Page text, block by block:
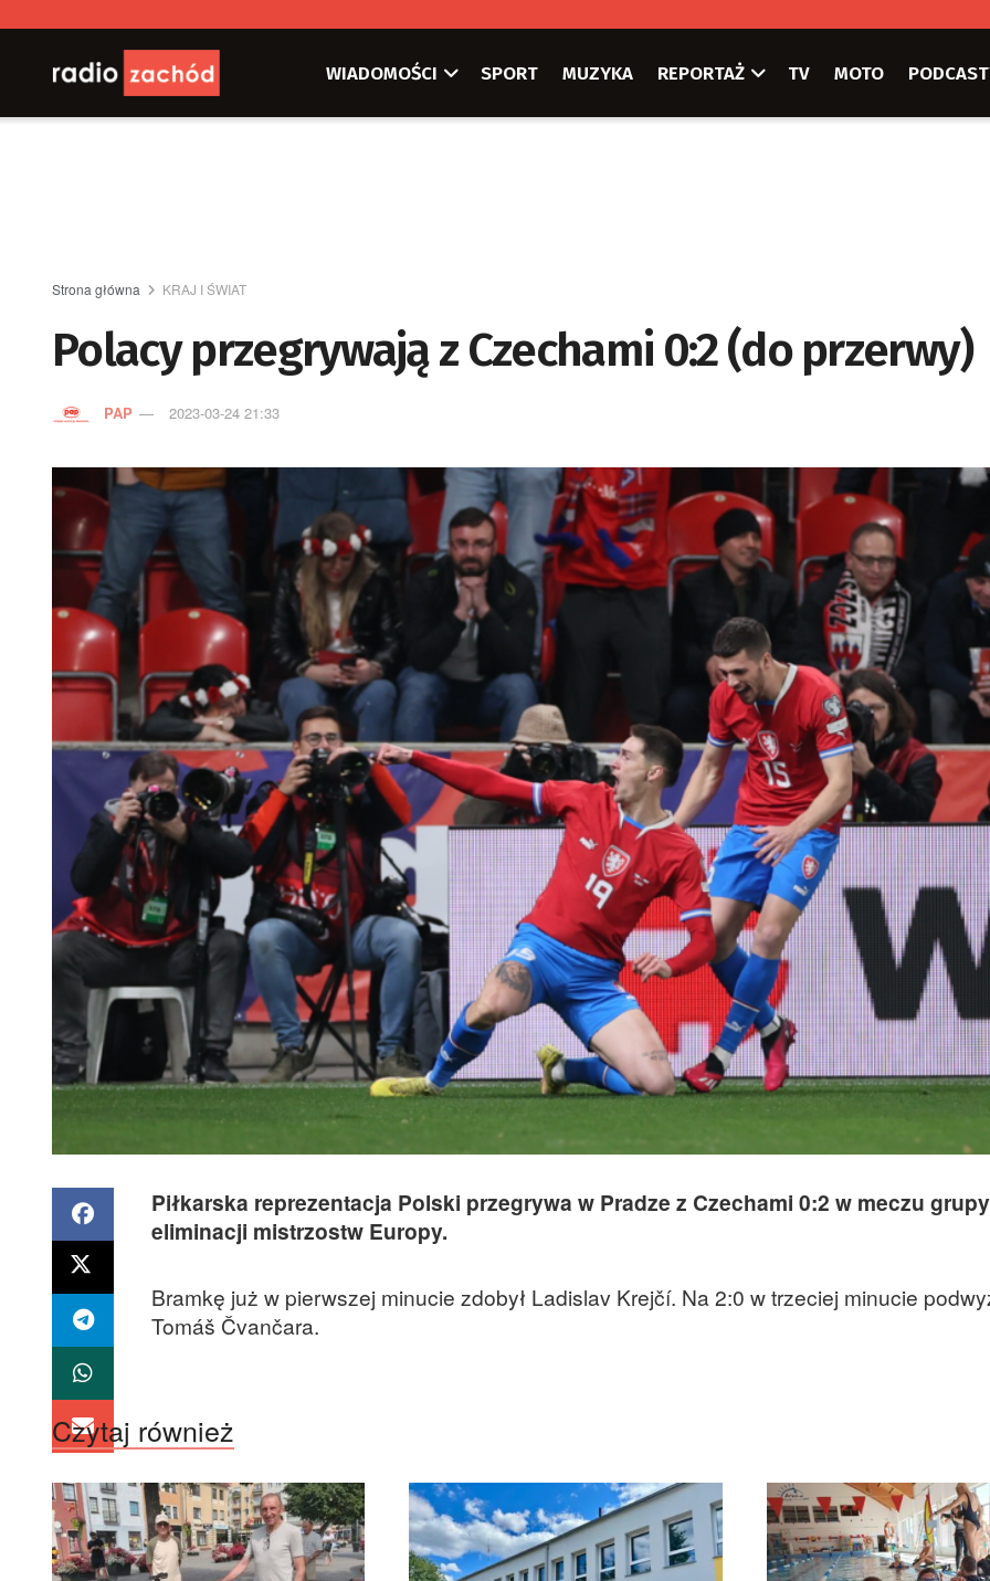
WIADOMOŚCI SPORT MUZYKA REPORTAŻ TV MOTO
Strona główna KRAJ I ŚWIAT
Polacy przegrywają z Czechami 0:2 (do przerwy)
PAP 2023-03-24 21:33
Piłkarska reprezentacja Polski przegrywa w Pradze z Czechami 0:2 w meczu
eliminacji mistrzostw Europy.
Bramkę już w pierwszej minucie zdobył Ladislav Krejčí. Na 2:0 w trzeciej minucie
Tomáš Čvančara.
Czytaj również